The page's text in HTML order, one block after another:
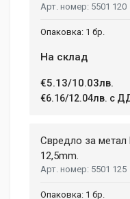
5501 120
1 бр.
На склад
€5.13/10.03лв.
€6.16/12.04лв. с
Свредло за метал
12,5mm.
5501 125
1 бр.